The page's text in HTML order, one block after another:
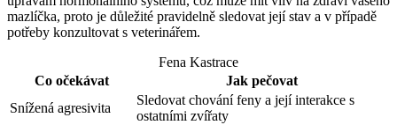
mazlíčka, proto je důležité pravidelně sledovat její stav a v případě
potřeby konzultovat s veterinářem.
Fena Kastrace
Co očekávat
Jak pečovat
Snížená agresivita
Sledovat chování feny a její interakce s
ostatními zvířaty